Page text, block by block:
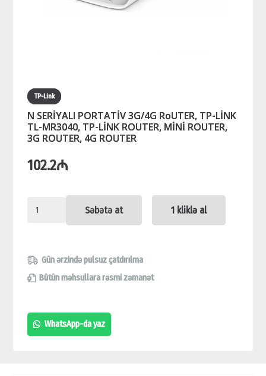
TP-Link
N SERİYALI PORTATİV 3G/4G RoUTER, TP-LİNK
TL-MR3040, TP-LİNK ROUTER, MİNİ ROUTER,
3G ROUTER, 4G ROUTER
102.2₼
3G/4G
RoUTER,
LİNK
TL-
Səbətə at 1 kliklə al
Gün ərzində pulsuz çatdırılma
Bütün məhsullara rəsmi zəmanət
WhatsApp-da yaz